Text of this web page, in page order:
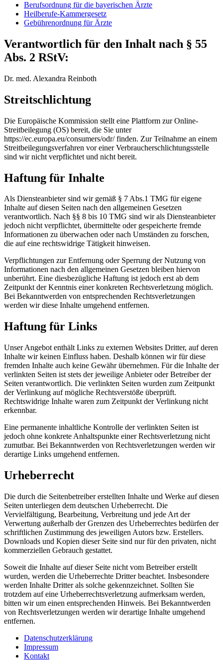
Berufsordnung für die bayerischen Ärzte
Heilberufe-Kammergesetz
Gebührenordnung für Ärzte
Verantwortlich für den Inhalt nach § 55
Abs. 2 RStV:
Dr. med. Alexandra Reinboth
Streitschlichtung
Die Europäische Kommission stellt eine Plattform zur Online-
Streitbeilegung (OS) bereit, die Sie unter
https://ec.europa.eu/consumers/odr/ finden. Zur Teilnahme an einem
Streitbeilegungsverfahren vor einer Verbraucherschlichtungsstelle
sind wir nicht verpflichtet und nicht bereit.
Haftung für Inhalte
Als Diensteanbieter sind wir gemäß § 7 Abs.1 TMG für eigene
Inhalte auf diesen Seiten nach den allgemeinen Gesetzen
verantwortlich. Nach §§ 8 bis 10 TMG sind wir als Diensteanbieter
jedoch nicht verpflichtet, übermittelte oder gespeicherte fremde
Informationen zu überwachen oder nach Umständen zu forschen,
die auf eine rechtswidrige Tätigkeit hinweisen.
Verpflichtungen zur Entfernung oder Sperrung der Nutzung von
Informationen nach den allgemeinen Gesetzen bleiben hiervon
unberührt. Eine diesbezügliche Haftung ist jedoch erst ab dem
Zeitpunkt der Kenntnis einer konkreten Rechtsverletzung möglich.
Bei Bekanntwerden von entsprechenden Rechtsverletzungen
werden wir diese Inhalte umgehend entfernen.
Haftung für Links
Unser Angebot enthält Links zu externen Websites Dritter, auf deren
Inhalte wir keinen Einfluss haben. Deshalb können wir für diese
fremden Inhalte auch keine Gewähr übernehmen. Für die Inhalte der
verlinkten Seiten ist stets der jeweilige Anbieter oder Betreiber der
Seiten verantwortlich. Die verlinkten Seiten wurden zum Zeitpunkt
der Verlinkung auf mögliche Rechtsverstöße überprüft.
Rechtswidrige Inhalte waren zum Zeitpunkt der Verlinkung nicht
erkennbar.
Eine permanente inhaltliche Kontrolle der verlinkten Seiten ist
jedoch ohne konkrete Anhaltspunkte einer Rechtsverletzung nicht
zumutbar. Bei Bekanntwerden von Rechtsverletzungen werden wir
derartige Links umgehend entfernen.
Urheberrecht
Die durch die Seitenbetreiber erstellten Inhalte und Werke auf diesen
Seiten unterliegen dem deutschen Urheberrecht. Die
Vervielfältigung, Bearbeitung, Verbreitung und jede Art der
Verwertung außerhalb der Grenzen des Urheberrechtes bedürfen der
schriftlichen Zustimmung des jeweiligen Autors bzw. Erstellers.
Downloads und Kopien dieser Seite sind nur für den privaten, nicht
kommerziellen Gebrauch gestattet.
Soweit die Inhalte auf dieser Seite nicht vom Betreiber erstellt
wurden, werden die Urheberrechte Dritter beachtet. Insbesondere
werden Inhalte Dritter als solche gekennzeichnet. Sollten Sie
trotzdem auf eine Urheberrechtsverletzung aufmerksam werden,
bitten wir um einen entsprechenden Hinweis. Bei Bekanntwerden
von Rechtsverletzungen werden wir derartige Inhalte umgehend
entfernen.
Datenschutzerklärung
Impressum
Kontakt